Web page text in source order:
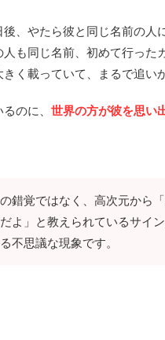
後、やたら彼と同じ名前の
人も同じ名前、初めて行っ
く載っていて、まるで追い
のに、 世界の方が彼を思い
錯覚ではなく、高次元から
よ」と教えられているサイ
不思議な現象です。